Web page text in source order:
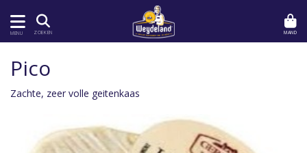
MENU ZOEKEN MAND
Pico
Zachte, zeer volle geitenkaas